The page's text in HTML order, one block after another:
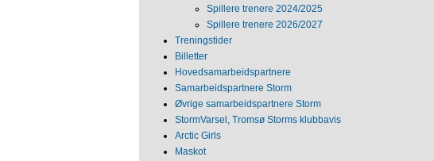
Spillere trenere 2024/2025
Spillere trenere 2026/2027
Treningstider
Billetter
Hovedsamarbeidspartnere
Samarbeidspartnere Storm
Øvrige samarbeidspartnere Storm
StormVarsel, Tromsø Storms klubbavis
Arctic Girls
Maskot